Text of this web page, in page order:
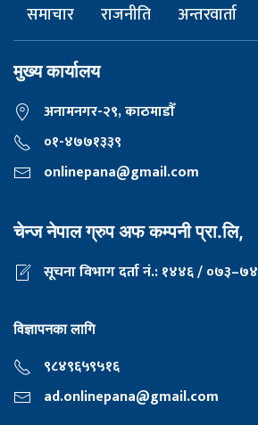
समाचार राजनीति अन्तरवार्ता
मुख्य कार्यालय
अनामनगर-२९, काठमाडाैँ
०१-४७७१३३९
onlinepana@gmail.com
चेन्ज नेपाल ग्रुप अफ कम्पनी प्रा.लि,
सूचना विभाग दर्ता नं.: १४४६ / ०७३–७४
विज्ञापनका लागि
९८४९६५९५१६
ad.onlinepana@gmail.com